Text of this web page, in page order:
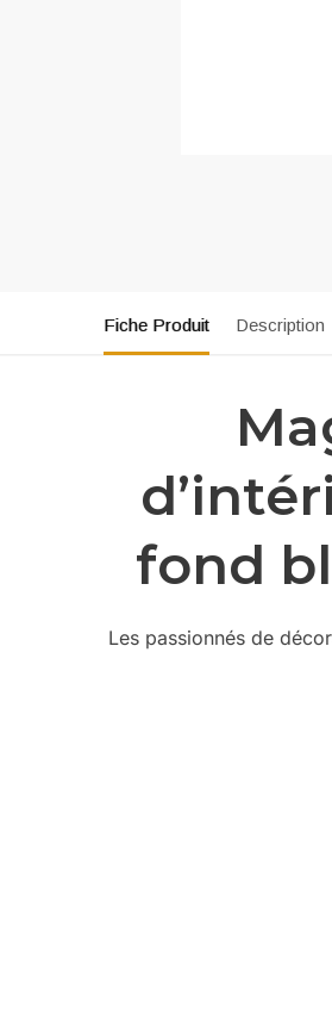
Fiche Produit Description
fond
Les passionnés de